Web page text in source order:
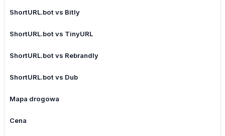
ShortURL.bot vs Bitly
ShortURL.bot vs TinyURL
ShortURL.bot vs Rebrandly
ShortURL.bot vs Dub
Mapa drogowa
Cena